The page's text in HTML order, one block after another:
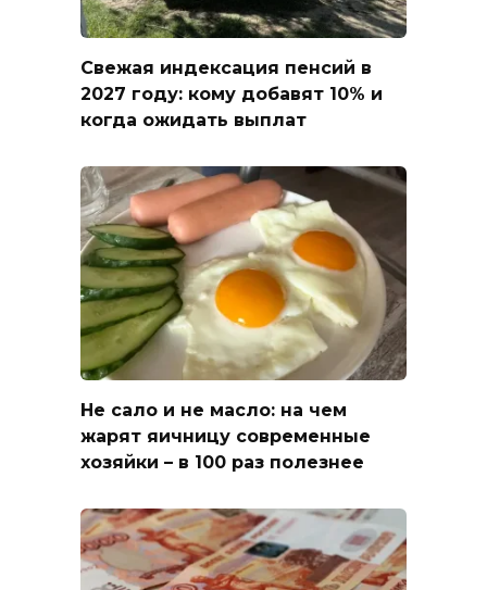
Свежая индексация пенсий в
2027 году: кому добавят 10% и
когда ожидать выплат
Не сало и не масло: на чем
жарят яичницу современные
хозяйки – в 100 раз полезнее